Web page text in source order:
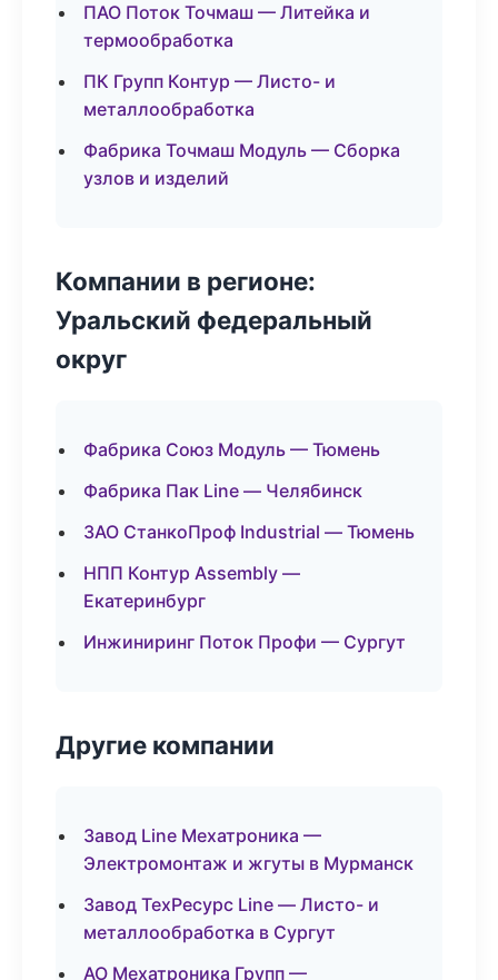
ПАО Поток Точмаш — Литейка и
термообработка
ПК Групп Контур — Листо- и
металлообработка
Фабрика Точмаш Модуль — Сборка
узлов и изделий
Компании в регионе:
Уральский федеральный
округ
Фабрика Союз Модуль — Тюмень
Фабрика Пак Line — Челябинск
ЗАО СтанкоПроф Industrial — Тюмень
НПП Контур Assembly —
Екатеринбург
Инжиниринг Поток Профи — Сургут
Другие компании
Завод Line Мехатроника —
Электромонтаж и жгуты в Мурманск
Завод ТехРесурс Line — Листо- и
металлообработка в Сургут
АО Мехатроника Групп —